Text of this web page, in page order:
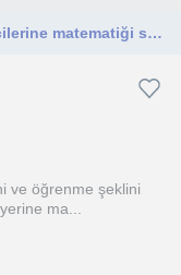
Eskişehir’de ilkokul ve ortaokul öğrencilerine matematiği sevdiren Endüstri Mühendisliği son sınıf öğrencisinden özel ders.
ve öğrenme şeklini
ma...